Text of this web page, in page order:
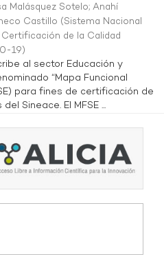
Malásquez Sotelo; Anahí
Castillo (Sistema Nacional
de la Calidad
19)
al sector Educación y
“Mapa Funcional
para fines de certificación de
Sineace. El MFSE ...
la